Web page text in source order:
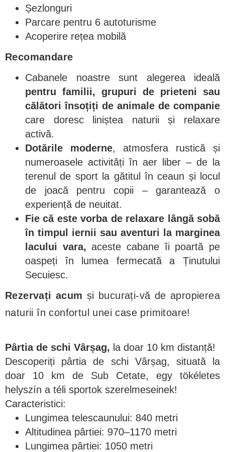
Șezlonguri
Parcare pentru 6 autoturisme
Acoperire rețea mobilă
Recomandare
Cabanele noastre sunt alegerea ideală
pentru familii, grupuri de prieteni sau
călători însoțiți de animale de companie
care doresc liniștea naturii și relaxare
activă.
Dotările moderne, atmosfera rustică și
numeroasele activități în aer liber – de la
terenul de sport la gătitul în ceaun și locul
de joacă pentru copii – garantează o
experiență de neuitat.
Fie că este vorba de relaxare lângă sobă
în timpul iernii sau aventuri la marginea
lacului vara, aceste cabane îi poartă pe
oaspeți în lumea fermecată a Ținutului
Secuiesc.
Rezervați acum și bucurați-vă de apropierea
naturii în confortul unei case primitoare!
Pârtia de schi Vârșag, la doar 10 km distanță!
Descoperiți pârtia de schi Vârșag, situată la
doar 10 km de Sub Cetate, egy tökéletes
helyszín a téli sportok szerelmeseinek!
Caracteristici:
Lungimea telescaunului: 840 metri
Altitudinea pârtiei: 970–1170 metri
Lungimea pârtiei: 1050 metri